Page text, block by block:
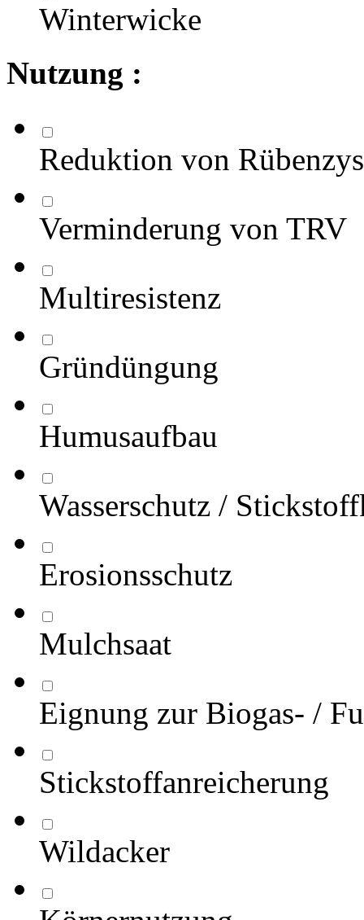
Winterwicke
Nutzung :
Reduktion von
Verminderung von TRV
Multiresistenz
Gründüngung
Humusaufbau
Wasserschutz /
Erosionsschutz
Mulchsaat
Eignung zur Biogas- /
Stickstoffanreicherung
Wildacker